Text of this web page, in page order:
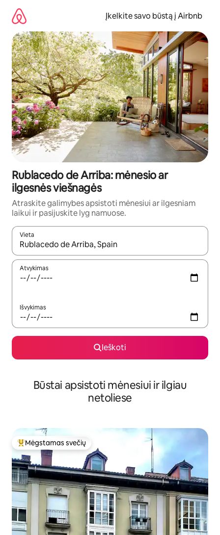
turinio
Įkelkite savo būstą į Airbnb
Rublacedo de Arriba: mėnesio ar
ilgesnės viešnagės
Atraskite galimybes apsistoti mėnesiui ar ilgesniam
laikui ir pasijuskite lyg namuose.
Vieta
Kai pasirodys paieškos rezultatai, juos naršyti galite
Atvykimas
Išvykimas
Ieškoti
Būstai apsistoti mėnesiui ir ilgiau
netoliese
Svečių mėgstamiausias
Mėgstamas svečių